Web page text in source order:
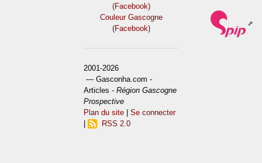
(Facebook)
Couleur Gascogne
(Facebook)
2001-2026
— Gasconha.com -
Articles -Région Gascogne
Prospective
Plan du site |Se connecter
RSS 2.0